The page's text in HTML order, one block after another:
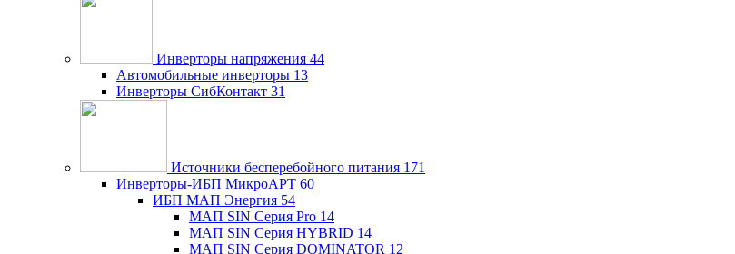
Инверторы напряжения 44
Автомобильные инверторы 13
Инверторы СибКонтакт 31
Источники бесперебойного питания 171
Инверторы-ИБП МикроАРТ 60
ИБП МАП Энергия 54
МАП SIN Серия Pro 14
МАП SIN Серия HYBRID 14
МАП SIN Серия DOMINATOR 12